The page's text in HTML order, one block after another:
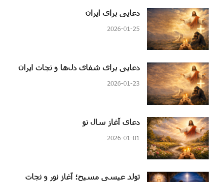
دعایی برای ایران
2026-01-25
دعایی برای شفای دل‌ها و نجات ایران
2026-01-23
دعای آغاز سال نو
2026-01-01
تولد عیسی مسیح؛ آغاز نور و نجات